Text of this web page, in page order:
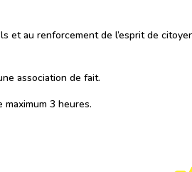
et au renforcement de l’esprit de
association de fait.
maximum 3 heures.